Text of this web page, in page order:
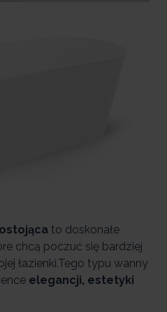
to doskonałe
chcą poczuć się bardziej
łazienki.Tego typu wanny
elegancji, estetyki